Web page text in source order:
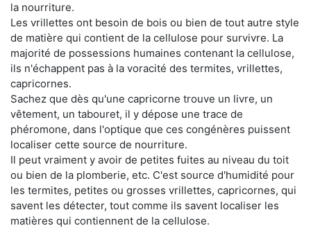
la nourriture.
Les vrillettes ont besoin de bois ou bien de tout autre style
de matière qui contient de la cellulose pour survivre. La
majorité de possessions humaines contenant la cellulose,
ils n'échappent pas à la voracité des termites, vrillettes,
capricornes.
Sachez que dès qu'une capricorne trouve un livre, un
vêtement, un tabouret, il y dépose une trace de
phéromone, dans l'optique que ces congénères puissent
localiser cette source de nourriture.
Il peut vraiment y avoir de petites fuites au niveau du toit
ou bien de la plomberie, etc. C'est source d'humidité pour
les termites, petites ou grosses vrillettes, capricornes, qui
savent les détecter, tout comme ils savent localiser les
matières qui contiennent de la cellulose.